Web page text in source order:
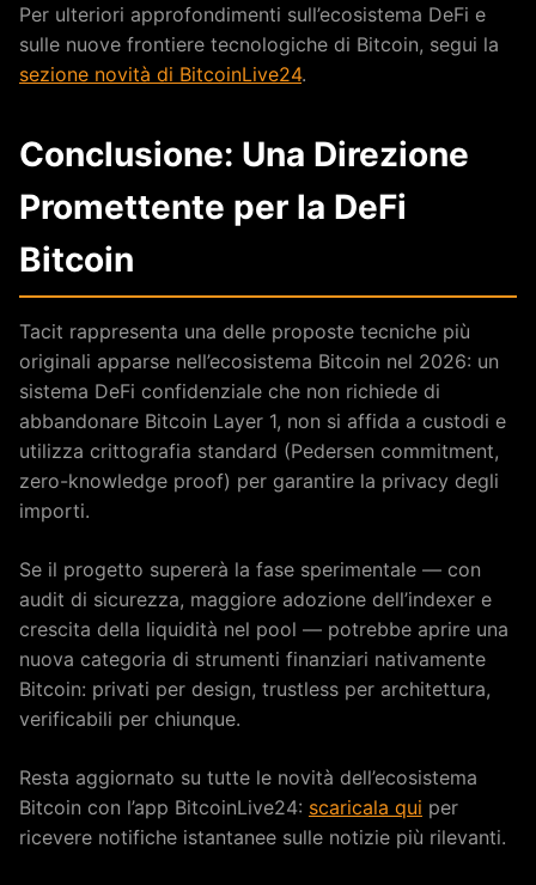
Per ulteriori approfondimenti sull’ecosistema DeFi e
sulle nuove frontiere tecnologiche di Bitcoin, segui la
sezione novità di BitcoinLive24.
Conclusione: Una Direzione
Promettente per la DeFi
Bitcoin
Tacit rappresenta una delle proposte tecniche più
originali apparse nell’ecosistema Bitcoin nel 2026: un
sistema DeFi confidenziale che non richiede di
abbandonare Bitcoin Layer 1, non si affida a custodi e
utilizza crittografia standard (Pedersen commitment,
zero-knowledge proof) per garantire la privacy degli
importi.
Se il progetto supererà la fase sperimentale — con
audit di sicurezza, maggiore adozione dell’indexer e
crescita della liquidità nel pool — potrebbe aprire una
nuova categoria di strumenti finanziari nativamente
Bitcoin: privati per design, trustless per architettura,
verificabili per chiunque.
Resta aggiornato su tutte le novità dell’ecosistema
Bitcoin con l’app BitcoinLive24: scaricala qui per
ricevere notifiche istantanee sulle notizie più rilevanti.